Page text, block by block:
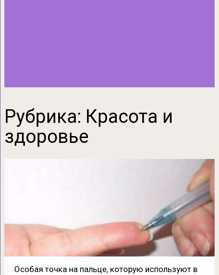
Рубрика: Красота и
здоровье
Особая точка на пальце, которую используют в